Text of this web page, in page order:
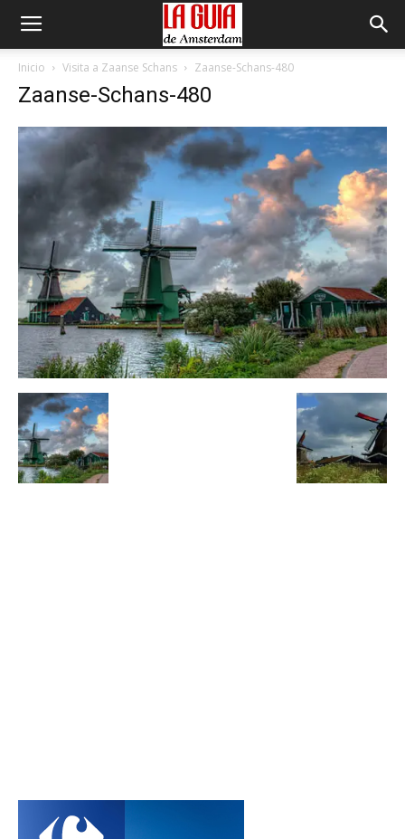
Inicio Visita a Zaanse Schans Zaanse-Schans-480
Zaanse-Schans-480